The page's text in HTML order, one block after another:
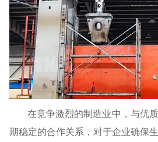
在竞争激烈的制造业中，与优
期稳定的合作关系，对于企业确保